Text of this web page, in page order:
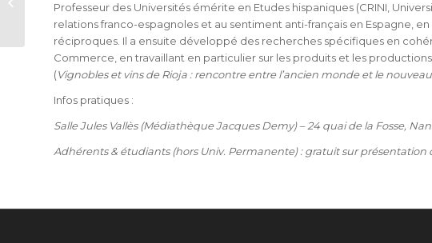
Professeur des Universités émérite en Etudes hispaniques (CRINI,
relations franco-espagnoles et au sentiment anti-français en Espagne,
réciproques. Il a ensuite développé des recherches spécifiques en
Commerce, en travaillant en particulier sur les produits et les
(Vignobles et vins de Rioja : rencontre entre l’ancien monde et le
Infos pratiques :
Salle Jules Vallès (Médiathèque Jacques Demy) – 24 quai de la Fosse,
Adhérents & étudiants (hors Univ. Permanente) : gratuit sur présentation
espagnols en France